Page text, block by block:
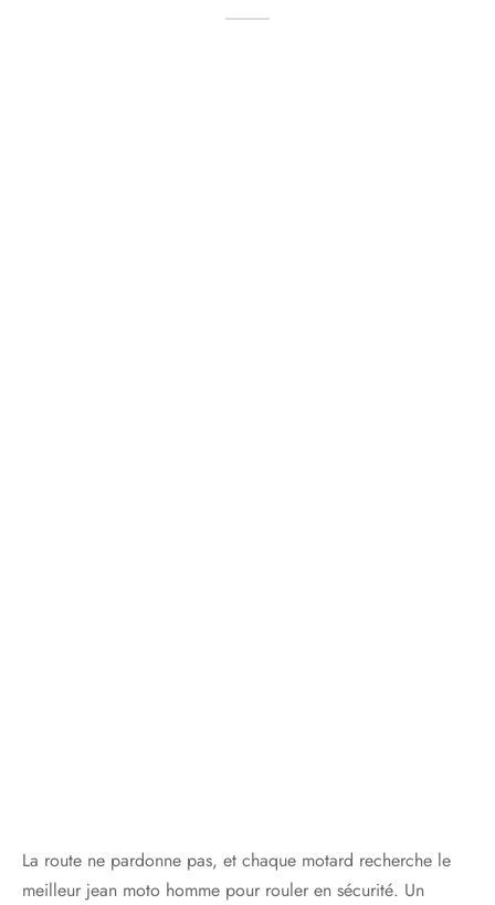
La route ne pardonne pas, et chaque motard recherche le
meilleur jean moto homme pour rouler en sécurité. Un